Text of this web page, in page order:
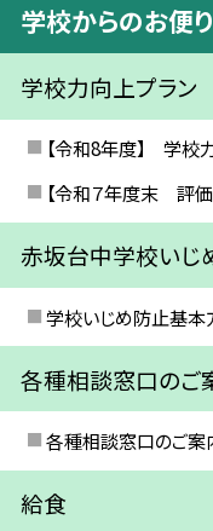
学校からのお便り
学校力向上プラン
【令和8年度】 学校
【令和７年度末 評
赤坂台中学校いじ
学校いじめ防止基本
各種相談窓口のご
各種相談窓口のご案
給食